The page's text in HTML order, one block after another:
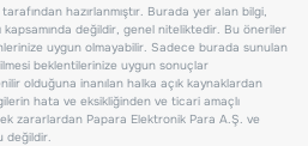
hazırlanmıştır. Burada yer alan bilgi,
kapsamında değildir, genel niteliktedir. Bu öneriler
uygun olmayabilir. Sadece burada sunulan
beklentilerinize uygun sonuçlar
olduğuna inanılan halka açık kaynaklardan
hata ve eksikliğinden ve ticari amaçlı
zararlardan Papara Elektronik Para A.Ş. ve
değildir.